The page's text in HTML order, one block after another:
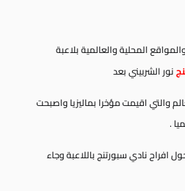
المحلية والعالمية بلاعبة
نور الشربيني بعد
والتي اقيمت مؤخرا بماليزيا واصبحت
.
افراح نادي سبورتنج باللاعبة وجاء